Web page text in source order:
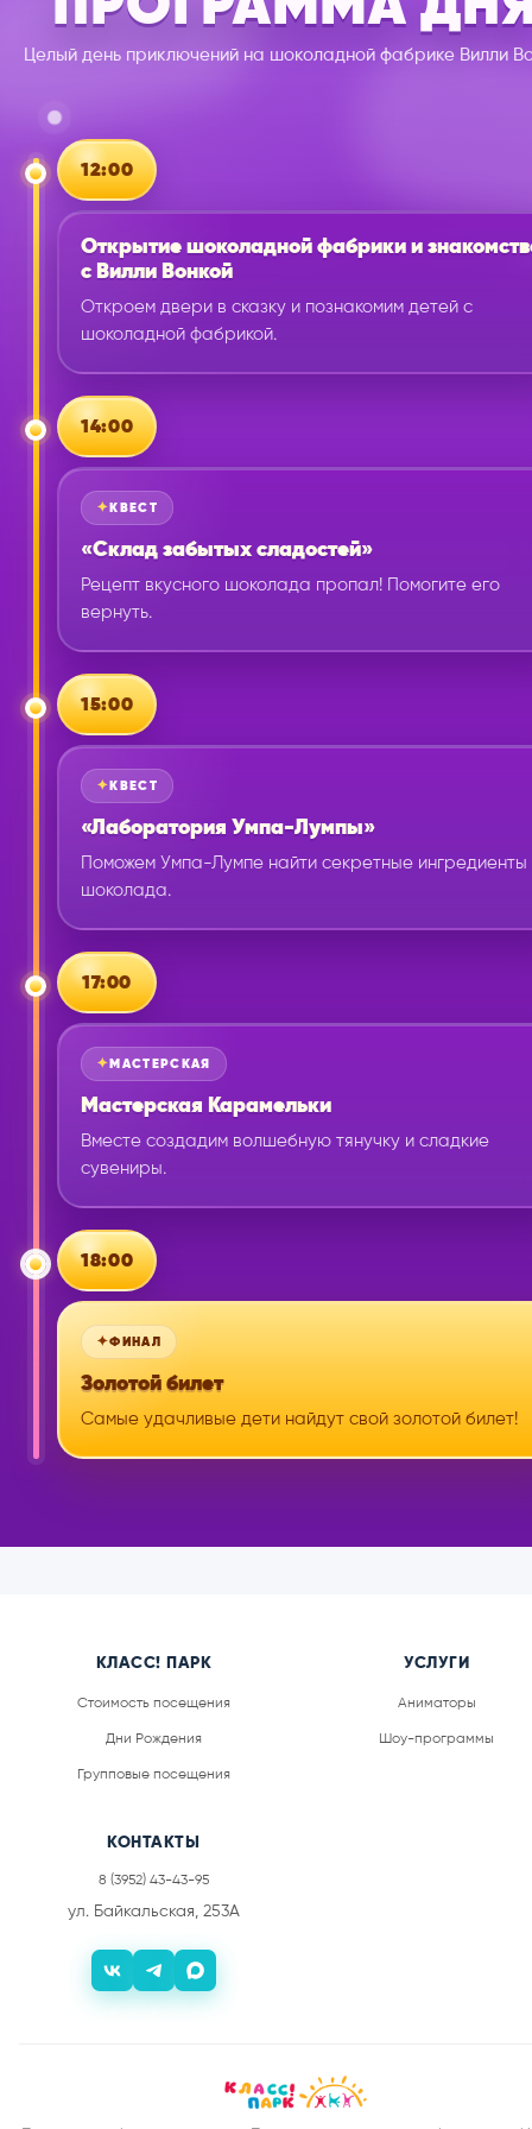
КРАСОЧНЫЙ АКВАГРИМ
КОНКУРСЫ И ПОДАРКИ
Целый день приключений на шоколадной фабрике Вилли
12:00
Открытие шоколадной фабрики и
с Вилли Вонкой
Откроем двери в сказку и познакомим детей с
шоколадной фабрикой.
14:00
КВЕСТ
«Склад забытых сладостей»
Рецепт вкусного шоколада пропал! Помогите его
вернуть.
15:00
КВЕСТ
«Лаборатория Умпа-Лумпы»
Поможем Умпа-Лумпе найти секретные ингредиенты
шоколада.
17:00
МАСТЕРСКАЯ
Мастерская Карамельки
Вместе создадим волшебную тянучку и сладкие
сувениры.
18:00
ФИНАЛ
Золотой билет
Самые удачливые дети найдут свой золотой билет!
КЛАСС! ПАРК
Стоимость посещения
Дни Рождения
Групповые посещения
УСЛУГИ
Аниматоры
Шоу-программы
КОНТАКТЫ
8 (3952) 43-43-95
ул. Байкальская, 253А